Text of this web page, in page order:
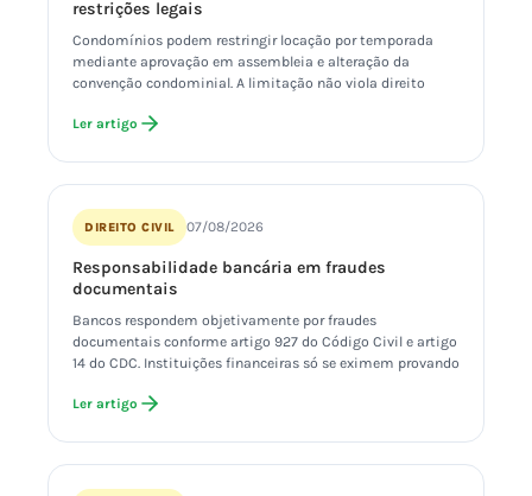
restrições legais
Condomínios podem restringir locação por temporada
mediante aprovação em assembleia e alteração da
convenção condominial. A limitação não viola direito
Ler artigo
DIREITO CIVIL 07/08/2026
Responsabilidade bancária em fraudes
documentais
Bancos respondem objetivamente por fraudes
documentais conforme artigo 927 do Código Civil e artigo
14 do CDC. Instituições financeiras só se eximem provando
Ler artigo